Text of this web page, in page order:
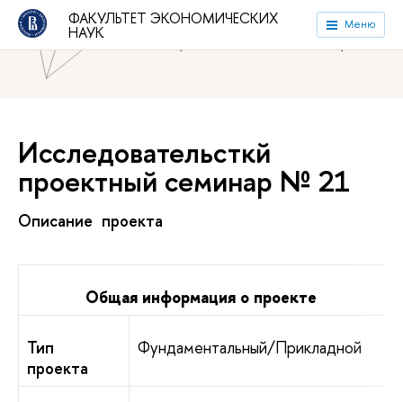
ФАКУЛЬТЕТ ЭКОНОМИЧЕСКИХ
НАУК Меню
Национальный исследовательский университет «Высшая
школа экономики»
Факультет экономических наук
Исследовательсткй
проектный семинар № 21
Описание проекта
Общая информация о проекте
Тип
проекта
Фундаментальный/Прикладной